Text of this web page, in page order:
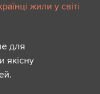
жили у світі
для
якісну